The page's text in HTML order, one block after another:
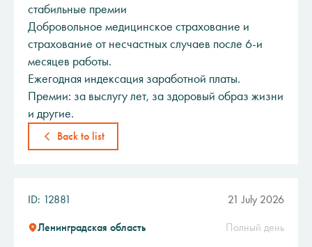
стабильные премии
Добровольное медицинское страхование и
страхование от несчастных случаев после 6-и
месяцев работы.
Ежегодная индексация заработной платы.
Премии: за выслугу лет, за здоровый образ жизни
и другие.
Back to list
ID: 12881 21 July 2026
Ленинградская область Полный день